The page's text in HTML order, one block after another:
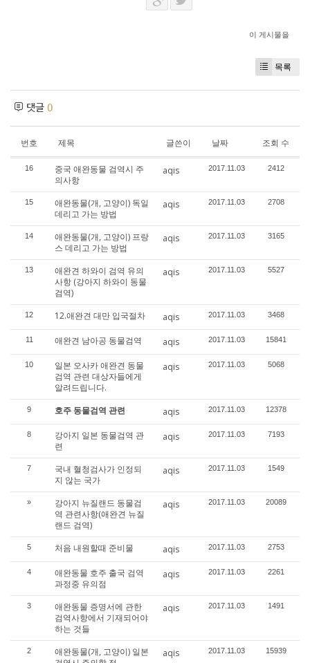
이 게시물을
목록
댓글 0
번호 제목 글쓴이 날짜 조회 수
16
중국 애완동물 검역시 주
의사항
aqis 2017.11.03 2412
15
애완동물(개, 고양이) 독일
데리고 가는 방법
aqis 2017.11.03 2708
14
애완동물(개, 고양이) 프랑
스 데리고 가는 방법
aqis 2017.11.03 3165
13
애완견 하와이 검역 유의
사항 (강아지 하와이 동물
검역)
aqis 2017.11.03 5527
12 12.애완견 대만 입국절차 aqis 2017.11.03 3468
11 애완견 남아공 동물검역 aqis 2017.11.03 15841
10
일본 오사카 애완견 동물
검역 관련 대상자들에게
알려드립니다.
aqis 2017.11.03 5068
9 호주 동물검역 관련 aqis 2017.11.03 12378
8
강아지 일본 동물검역 관
련
aqis 2017.11.03 7193
7
국내 혈청검사가 인정되
지 않는 국가
aqis 2017.11.03 1549
»
강아지 뉴질랜드 동물검
역 관련사항(애완견 뉴질
랜드 검역)
aqis 2017.11.03 20089
5 처음 내원할때 준비물 aqis 2017.11.03 2753
4
애완동물 호주 출국 검역
과정중 유의점
aqis 2017.11.03 2261
3
애완동물 증명서에 관한
검역사항에서 기재되어야
하는 것들
aqis 2017.11.03 1491
2
애완동물(개, 고양이) 일본
aqis 2017.11.03 15939